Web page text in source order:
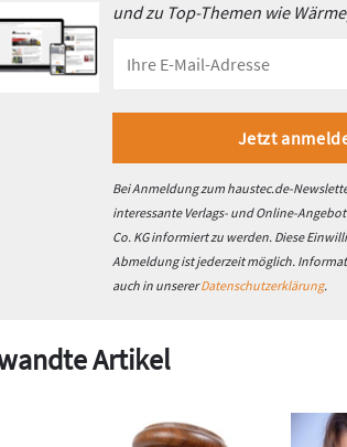
und zu Top-Themen wie
Bei Anmeldung zum haustec.de-
interessante Verlags- und Online-
Co. KG informiert zu werden. Diese
Abmeldung ist jederzeit möglich.
auch in unsererDatenschutzerklärung.
Artikel